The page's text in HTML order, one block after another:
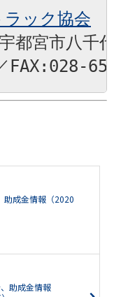
ラック協会
都宮市八千
FAX:028-
助成金情報（2020
助成金情報